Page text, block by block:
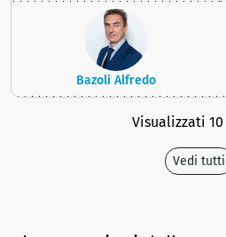
Bazoli Alfredo
Visualizzati
Vedi tutti